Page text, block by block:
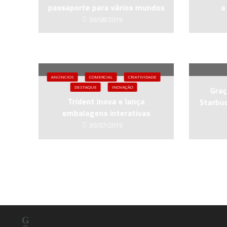
passaporte para vários mundos
ANÚNCIOS COMERCIAL
CRIATIVIDADE
DESTAQUE
INOVAÇÃO
Trident inova e lança
embalagens interativas
30/07/2019